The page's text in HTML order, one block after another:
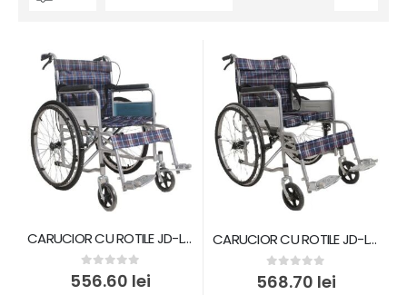
CARUCIOR CU ROTILE JD-L04
0out of 5
556.60 lei
CARUCIOR CU ROTILE JD-L01
0out of 5
568.70 lei